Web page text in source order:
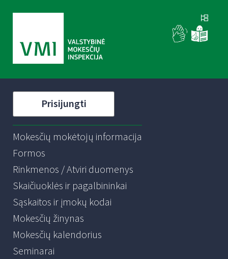
Prisijungti
Mokesčių mokėtojų informacija
Formos
Rinkmenos / Atviri duomenys
Skaičiuoklės ir pagalbininkai
Sąskaitos ir įmokų kodai
Mokesčių žinynas
Mokesčių kalendorius
Seminarai